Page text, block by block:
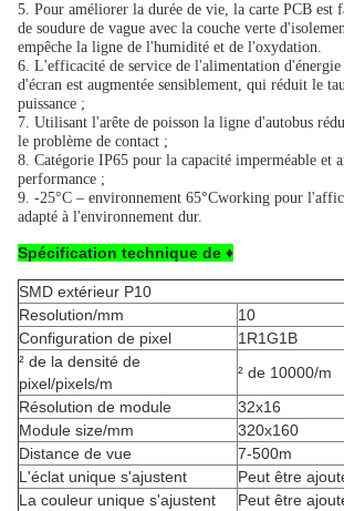
5. Pour améliorer la durée de vie, la carte PCB est
de soudure de vague avec la couche verte
empêche la ligne de l'humidité et de l'oxydation.
6. L'efficacité de service de l'alimentation d'énergie
d'écran est augmentée sensiblement, qui réduit le
puissance ;
7. Utilisant l'arête de poisson la ligne d'autobus
le problème de contact ;
8. Catégorie IP65 pour la capacité imperméable et
performance ;
9. -25°C – environnement 65°Cworking pour
adapté à l'environnement dur.
Spécification technique de ♦
SMD extérieur P10
Resolution/mm
10
Configuration de pixel
1R1G1B
² de la densité de
pixel/pixels/m
² de 10000/m
Résolution de module
32x16
Module size/mm
320x160
Distance de vue
7-500m
L'éclat unique s'ajustent
Peut être
La couleur unique s'ajustent
Peut être